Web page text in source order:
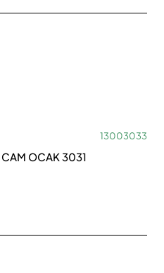
13003033
CAM OCAK 3031